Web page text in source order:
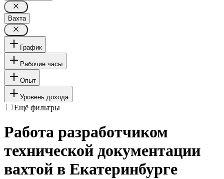
Вахта
График
Рабочие часы
Опыт
Уровень дохода
Ещё фильтры
Работа разработчиком
технической документации
вахтой в Екатеринбурге